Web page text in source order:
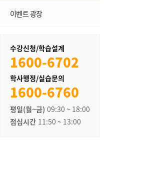
이벤트 광장
수강신청/학습설계
1600-6702
학사행정/실습문의
1600-6760
평일(월~금) 09:30 ~ 18:00
점심시간 11:50 ~ 13:00